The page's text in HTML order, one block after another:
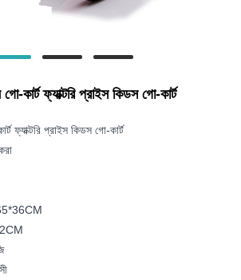
ফ্যাক্টরি প্রাইস কিডস গো-কার্ট
ফ্যাক্টরি প্রাইস কিডস গো-কার্ট